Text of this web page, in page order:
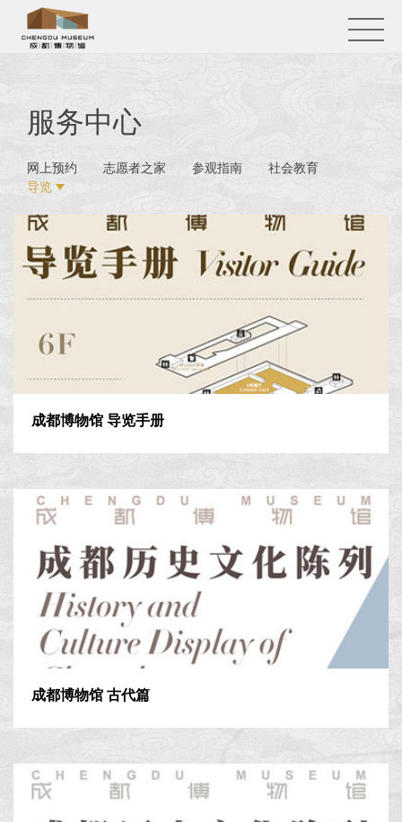
服务中心
网上预约 志愿者之家 参观指南
社会教育
导览
成都博物馆 导览手册
成都博物馆 古代篇